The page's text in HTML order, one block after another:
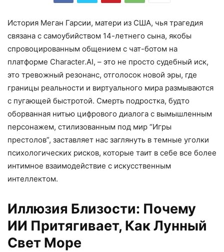
История Меган Гарсии, матери из США, чья трагедия
связана с самоубийством 14-летнего сына, якобы
спровоцированным общением с чат-ботом на
платформе Character.AI, – это не просто судебный иск,
это тревожный резонанс, отголосок новой эры, где
границы реальности и виртуального мира размываются
с пугающей быстротой. Смерть подростка, будто
оборванная нитью цифрового диалога с вымышленным
персонажем, стилизованным под мир “Игры
престолов”, заставляет нас заглянуть в темные уголки
психологических рисков, которые таит в себе все более
интимное взаимодействие с искусственным
интеллектом.
Иллюзия Близости: Почему
ИИ Притягивает, Как Лунный
Свет Море